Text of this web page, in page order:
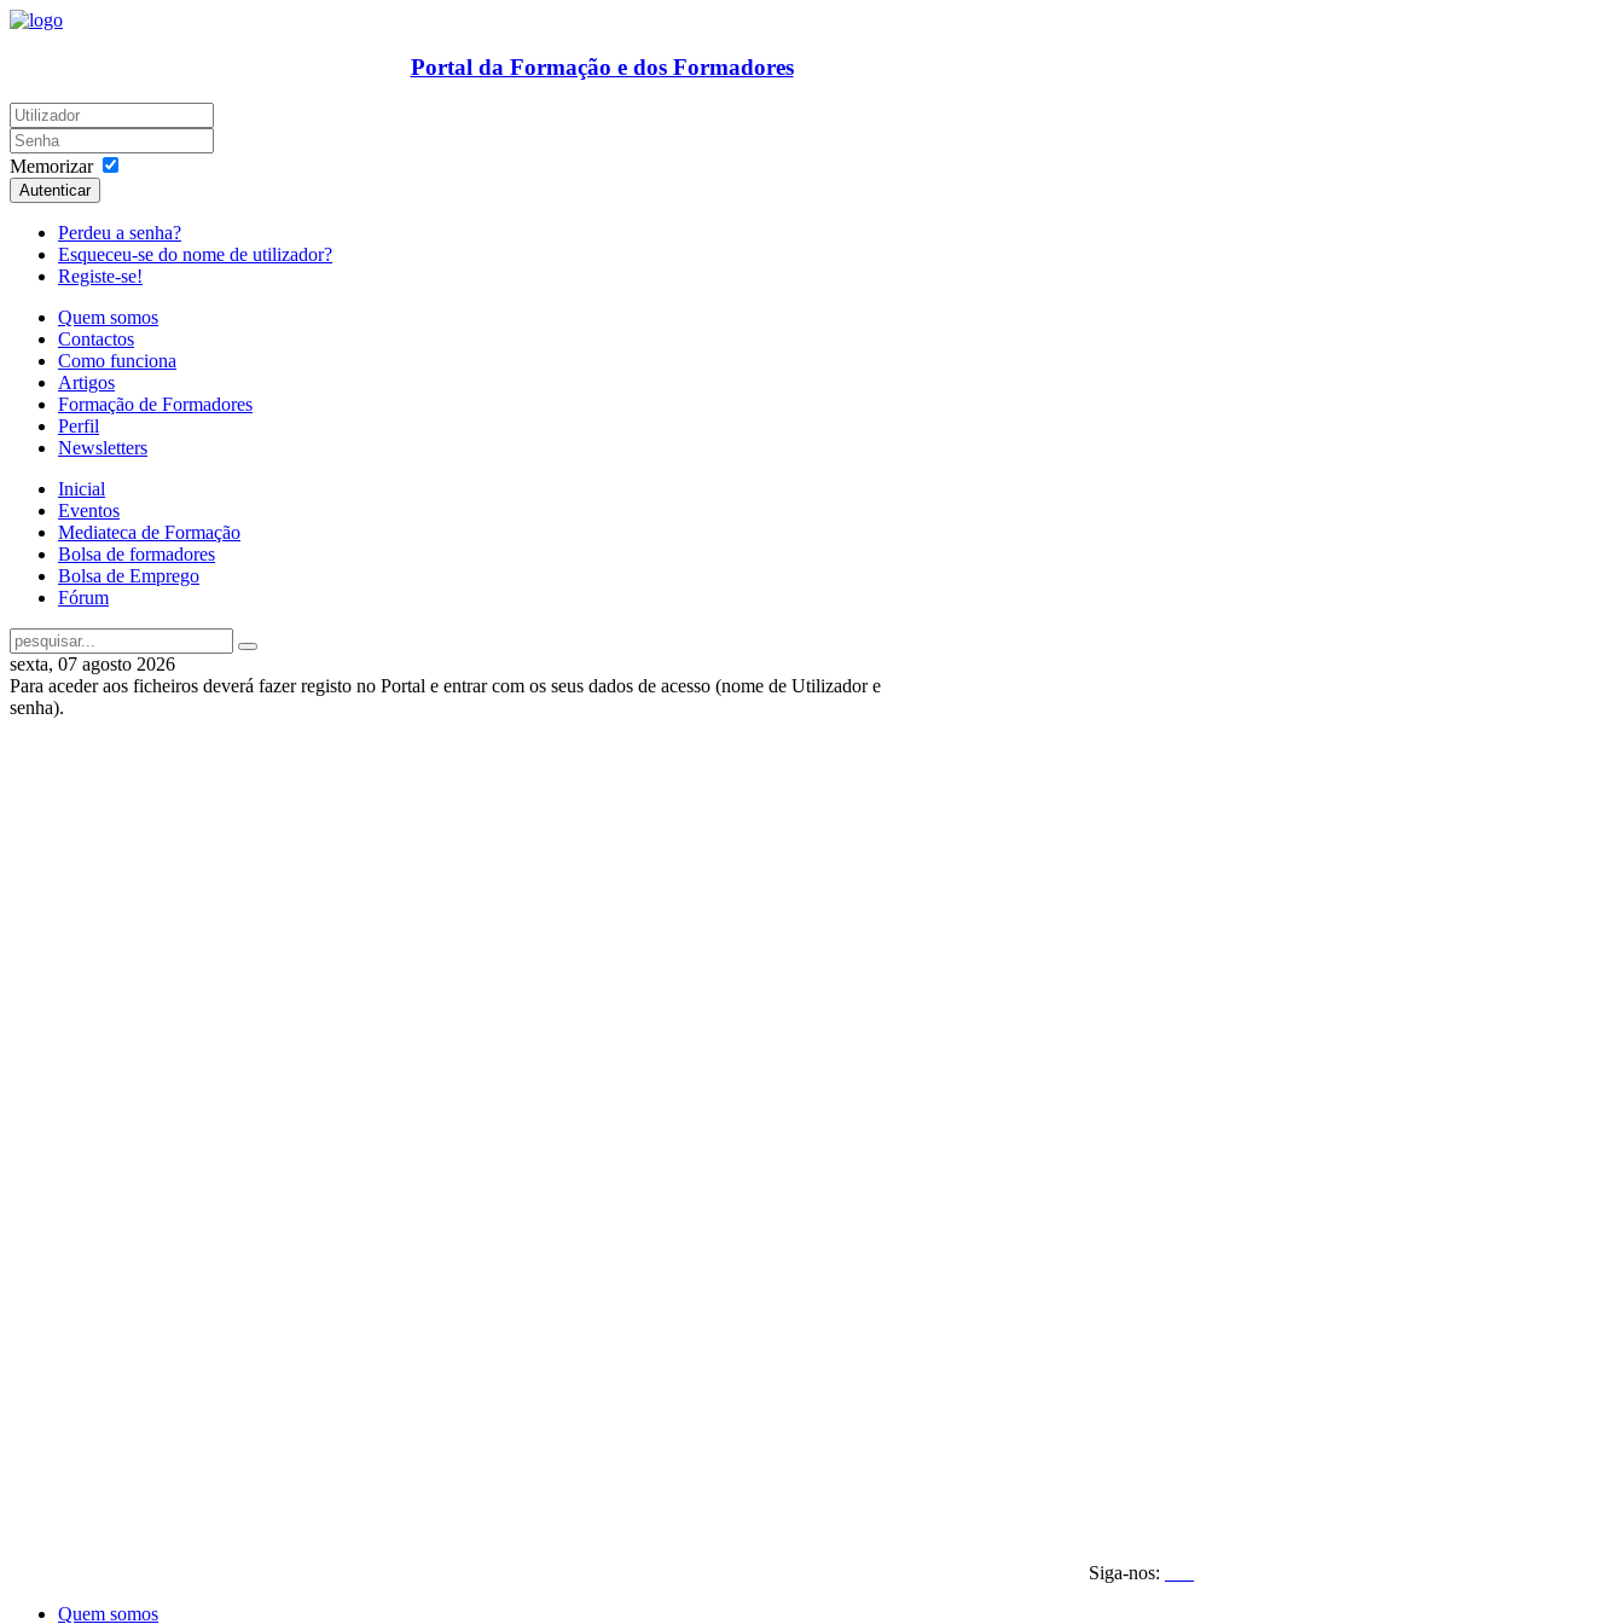
Portal da Formação e dos Formadores
Memorizar
Autenticar
Perdeu a senha?
Esqueceu-se do nome de utilizador?
Registe-se!
Quem somos
Contactos
Como funciona
Artigos
Formação de Formadores
Perfil
Newsletters
Inicial
Eventos
Mediateca de Formação
Bolsa de formadores
Bolsa de Emprego
Fórum
sexta, 07 agosto 2026
Para aceder aos ficheiros deverá fazer registo no Portal e entrar com os seus dados de acesso (nome de Utilizador e
senha).
Siga-nos:
Quem somos